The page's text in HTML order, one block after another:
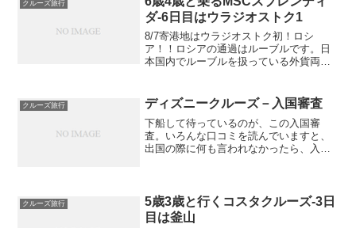
クルーズ旅行
ダ-6日目はウラジオストク1
8/7寄港地はウラジオストク初！ロシ
ア！！ロシアの通過はルーブルです。日
本国内でルーブルを扱っている外貨両替
っていたのでそこで両替しました。そん
なに物価は高くないはずっ...
クルーズ旅行 ディズニークルーズ－入国審査
下船して待っているのが、この入国審
査。いろんな口コミを読んでいますと、
出国の際に何も言われなかったら、入国
のは、我が家はFビザで...
クルーズ旅行
5歳3歳と行くコスタクルーズ-3日
目は釜山